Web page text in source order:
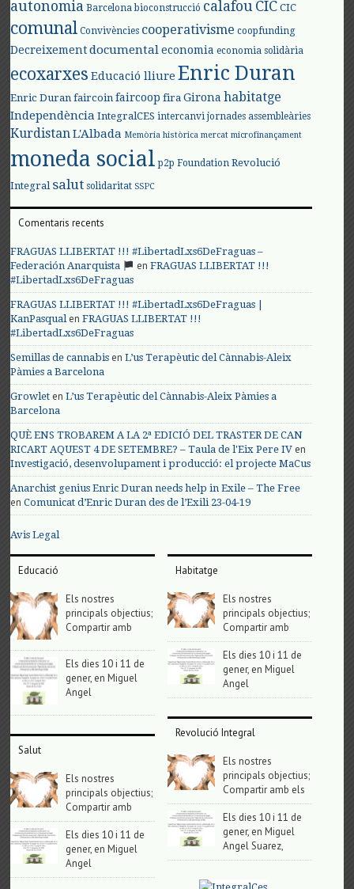
autonomia Barcelona bioconstrucció calafouCIC CIC
comunal Convivències cooperativisme coopfunding
Decreixement documental economia economia solidària
ecoxarxes Educació lliure Enric Duran
Enric Duran faircoin faircoop fira Girona habitatge
Independència IntegralCES intercanvi jornades assembleàries
KurdistanL'Albada Memòria històrica mercat microfinançament
moneda social p2p Foundation Revolució
Integral salut solidaritat SSPC
Comentaris recents
FRAGUAS LLIBERTAT !!! #LibertadLxs6DeFraguas –
Federación Anarquista
enFRAGUAS LLIBERTAT !!!
#LibertadLxs6DeFraguas
FRAGUAS LLIBERTAT !!! #LibertadLxs6DeFraguas |
KanPasqualenFRAGUAS LLIBERTAT !!!
#LibertadLxs6DeFraguas
Semillas de cannabis enL’us Terapèutic del Cànnabis-Aleix
Pàmies a Barcelona
Growlet enL’us Terapèutic del Cànnabis-Aleix Pàmies a
Barcelona
QUÈ ENS TROBAREM A LA 2ª EDICIÓ DEL TRASTER DE CAN
RICART AQUEST 4 DE SETEMBRE? – Taula de l'Eix Pere IV en
Investigació, desenvolupament i producció: el projecte MaCus
Anarchist genius Enric Duran needs help in Exile – The Free
enComunicat d’Enric Duran des de l’Exili 23-04-19
Avis Legal
Educació
Els nostres
principals objectius;
Compartir amb
Els dies 10 i 11 de
gener, en Miguel
Angel
Salut
Els nostres
principals objectius;
Compartir amb
Els dies 10 i 11 de
gener, en Miguel
Angel
Habitatge
Els nostres
principals objectius;
Compartir amb
Els dies 10 i 11 de
gener, en Miguel
Angel
Revolució Integral
Els nostres
principals objectius;
Compartir amb els
Els dies 10 i 11 de
gener, en Miguel
Angel Suarez,